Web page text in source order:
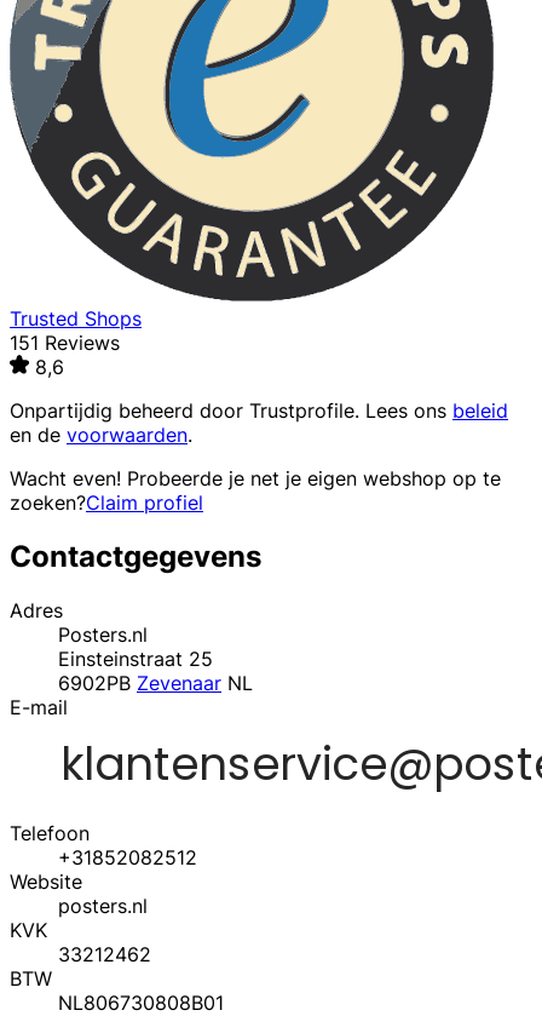
Trusted Shops
151 Reviews
8,6
Onpartijdig beheerd door Trustprofile. Lees ons beleid
en de voorwaarden.
Wacht even! Probeerde je net je eigen webshop op te
zoeken?Claim profiel
Contactgegevens
Adres
Posters.nl
Einsteinstraat 25
6902PB Zevenaar NL
E-mail
Telefoon
+31852082512
Website
posters.nl
KVK
33212462
BTW
NL806730808B01